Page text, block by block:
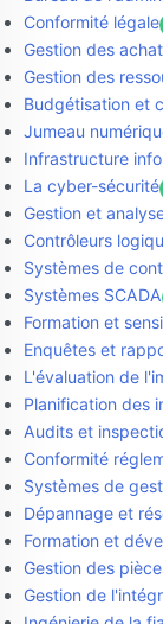
Conformité légale
Gestion des
Gestion des
Budgétisation et
Jumeau
Infrastructure
La cyber-sécurité
Gestion et
Contrôleurs
Systèmes de
Systèmes SCADA
Formation et
Enquêtes et
L'évaluation de
Planification des
Audits et
Conformité
Systèmes de
Dépannage et
Formation et
Gestion des
Gestion de